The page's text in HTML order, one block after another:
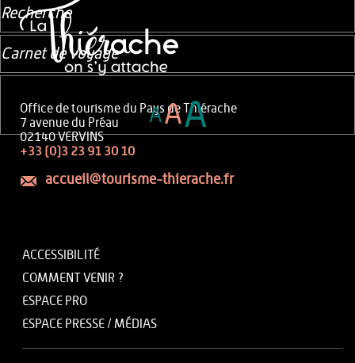
Office de tourisme du Pays de Thiérache
7 avenue du Préau
02140 VERVINS
+33 (0)3 23 91 30 10
accueil@tourisme-thierache.fr
ACCESSIBILITÉ
COMMENT VENIR ?
ESPACE PRO
ESPACE PRESSE / MÉDIAS
Recherche
Carnet de voyage
AAA